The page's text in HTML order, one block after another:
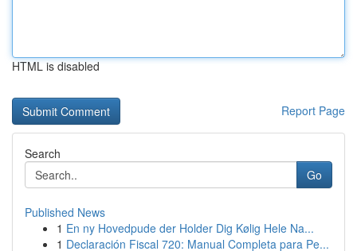
HTML is disabled
Report Page
Search
Go
Published News
1 En ny Hovedpude der Holder Dig Kølig Hele Na...
1 Declaración Fiscal 720: Manual Completa para Pe...